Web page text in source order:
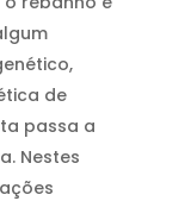
de
passa a
Nestes